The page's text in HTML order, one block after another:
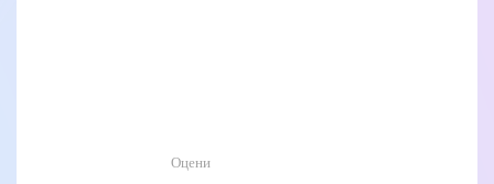
Оцени